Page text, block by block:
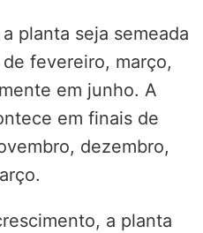
planta seja semeada
fevereiro, março,
em junho. A
em finais de
dezembro,
a planta